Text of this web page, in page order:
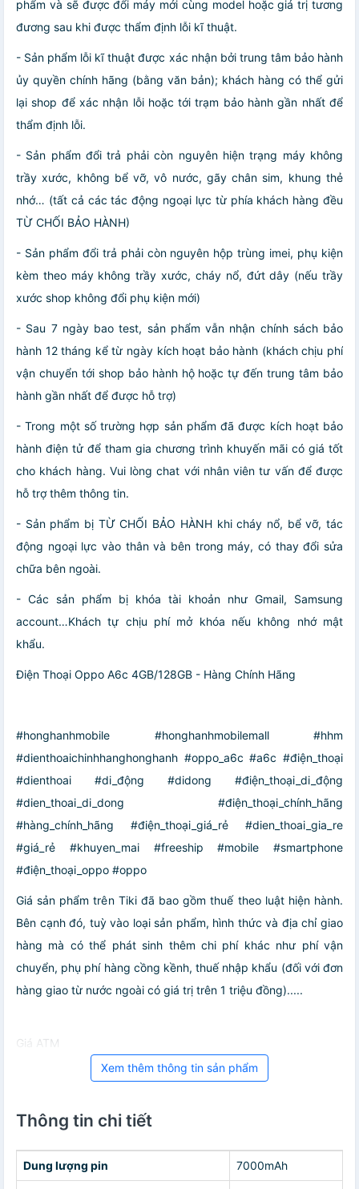
phẩm và sẽ được đổi máy mới cùng model hoặc giá trị tương
đương sau khi được thẩm định lỗi kĩ thuật.
- Sản phẩm lỗi kĩ thuật được xác nhận bởi trung tâm bảo hành
ủy quyền chính hãng (bằng văn bản); khách hàng có thể gửi
lại shop để xác nhận lỗi hoặc tới trạm bảo hành gần nhất để
thẩm định lỗi.
- Sản phẩm đổi trả phải còn nguyên hiện trạng máy không
trầy xước, không bể vỡ, vô nước, gãy chân sim, khung thẻ
nhớ… (tất cả các tác động ngoại lực từ phía khách hàng đều
TỪ CHỐI BẢO HÀNH)
- Sản phẩm đổi trả phải còn nguyên hộp trùng imei, phụ kiện
kèm theo máy không trầy xước, cháy nổ, đứt dây (nếu trầy
xước shop không đổi phụ kiện mới)
- Sau 7 ngày bao test, sản phẩm vẫn nhận chính sách bảo
hành 12 tháng kể từ ngày kích hoạt bảo hành (khách chịu phí
vận chuyển tới shop bảo hành hộ hoặc tự đến trung tâm bảo
hành gần nhất để được hỗ trợ)
- Trong một số trường hợp sản phẩm đã được kích hoạt bảo
hành điện tử để tham gia chương trình khuyến mãi có giá tốt
cho khách hàng. Vui lòng chat với nhân viên tư vấn để được
hỗ trợ thêm thông tin.
- Sản phẩm bị TỪ CHỐI BẢO HÀNH khi cháy nổ, bể vỡ, tác
động ngoại lực vào thân và bên trong máy, có thay đổi sửa
chữa bên ngoài.
- Các sản phẩm bị khóa tài khoản như Gmail, Samsung
account…Khách tự chịu phí mở khóa nếu không nhớ mật
khẩu.
Điện Thoại Oppo A6c 4GB/128GB - Hàng Chính Hãng
#honghanhmobile #honghanhmobilemall #hhm
#dienthoaichinhhanghonghanh #oppo_a6c #a6c #điện_thoại
#dienthoai #di_động #didong #điện_thoại_di_động
#dien_thoai_di_dong #điện_thoại_chính_hãng
#hàng_chính_hãng #điện_thoại_giá_rẻ #dien_thoai_gia_re
#giá_rẻ #khuyen_mai #freeship #mobile #smartphone
#điện_thoại_oppo #oppo
Giá sản phẩm trên Tiki đã bao gồm thuế theo luật hiện hành.
Bên cạnh đó, tuỳ vào loại sản phẩm, hình thức và địa chỉ giao
hàng mà có thể phát sinh thêm chi phí khác như phí vận
chuyển, phụ phí hàng cồng kềnh, thuế nhập khẩu (đối với đơn
hàng giao từ nước ngoài có giá trị trên 1 triệu đồng).....
Giá ATM
Xem thêm thông tin sản phẩm
Thông tin chi tiết
Dung lượng pin 7000mAh